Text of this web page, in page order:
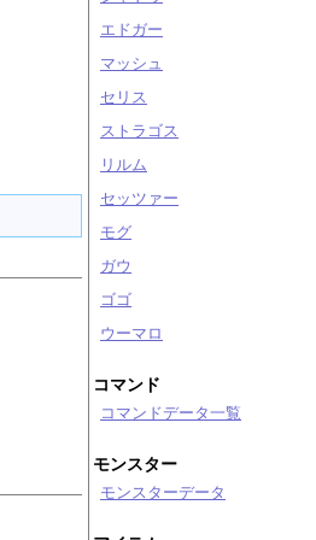
エドガー
マッシュ
セリス
ストラゴス
リルム
セッツァー
モグ
ガウ
ゴゴ
ウーマロ
コマンド
コマンドデータ一覧
モンスター
モンスターデータ